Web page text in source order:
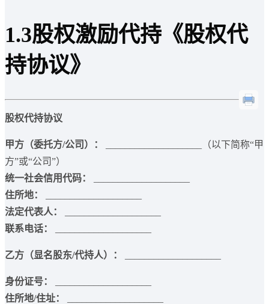
1.3股权激励代持《股权代
持协议》
股权代持协议
甲方（委托方/公司）：
____________________（以下简称“甲
方”或“公司”）
统一社会信用代码：
住所地：
法定代表人：
联系电话：
乙方（显名股东/代持人）：
身份证号：
住所地/住址：